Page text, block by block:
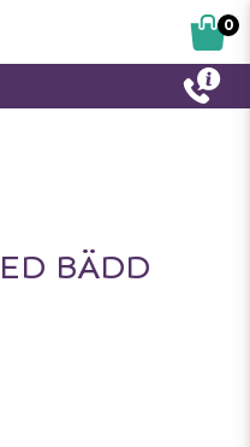
BÄDD
0